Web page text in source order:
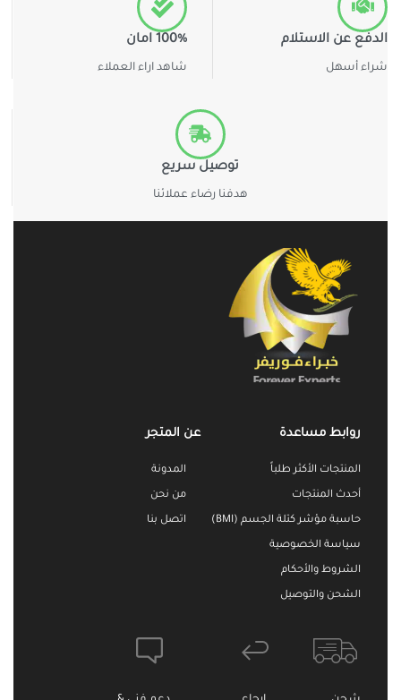
الدفع عن الاستلام
شراء أسهل
100% امان
شاهد اراء العملاء
توصيل سريع
هدفنا رضاء عملائنا
روابط مساعدة
المنتجات الأكثر طلباً
أحدث المنتجات
حاسبة مؤشر كتلة الجسم (BMI)
سياسة الخصوصية
الشروط والأحكام
الشحن والتوصيل
عن المتجر
المدونة
من نحن
اتصل بنا